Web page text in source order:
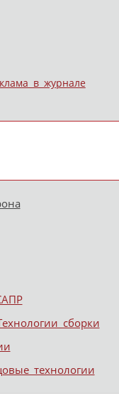
в журнале
сборки
технологии